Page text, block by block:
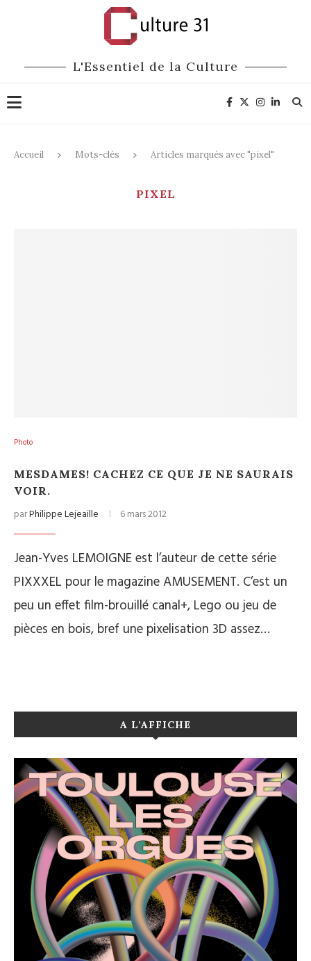
L'Essentiel de la Culture
Accueil Mots-clés Articles marqués avec "pixel"
PIXEL
Photo
MESDAMES! CACHEZ CE QUE JE NE SAURAIS
VOIR.
parPhilippe Lejeaille 6 mars 2012
Jean-Yves LEMOIGNE est l’auteur de cette série
PIXXXEL pour le magazine AMUSEMENT. C’est un
peu un effet film-brouillé canal+, Lego ou jeu de
pièces en bois, bref une pixelisation 3D assez…
A L’AFFICHE